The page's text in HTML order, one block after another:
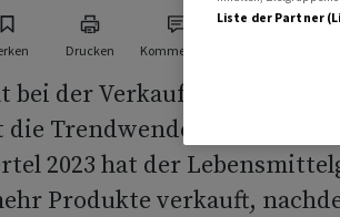
Drucken Kommentare
bei der Verkaufsmenge mit
Trendwende geschafft: Im
2023 hat der
Produkte verkauft,
Liste der Partner